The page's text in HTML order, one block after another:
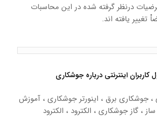
درنظر گرفته شده در این محاسبات
تغییر یافته اند.
اینترنتی درباره جوشکاری
جوشکاری برق ، اینورتر جوشکاری ، آموزش
، گاز جوشکاری ، الکترود ، الکترود